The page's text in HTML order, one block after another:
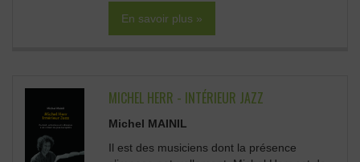
En savoir plus »
MICHEL HERR - INTÉRIEUR JAZZ
Michel MAINIL
Il est des musiciens dont la présence